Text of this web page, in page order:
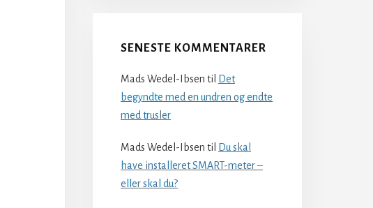
SENESTE KOMMENTARER
Mads Wedel-Ibsen til
Det
begyndte med en undren og endte
med trusler
Mads Wedel-Ibsen til
Du skal
have installeret SMART-meter –
eller skal du?